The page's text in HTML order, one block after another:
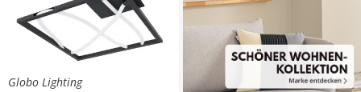
Globo Lighting